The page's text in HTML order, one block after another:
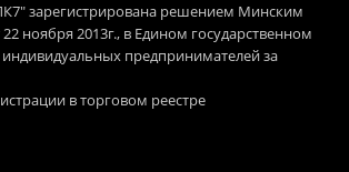
зарегистрирована решением Минским
ноября 2013г., в Едином государственном
предпринимателей за
в торговом реестре